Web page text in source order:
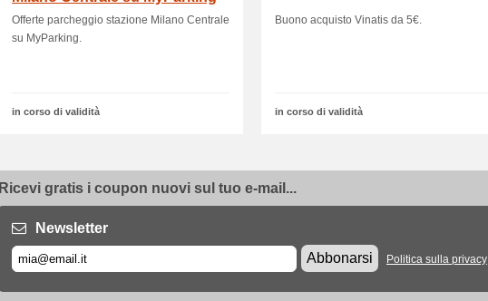
Offerte parcheggio stazione Milano Centrale
su MyParking.
in corso di validità
Buono acquisto Vinatis da 5€.
in corso di validità
Ricevi gratis i coupon nuovi sul tuo e-mail...
Newsletter
Abbonarsi
Politica sulla privacy